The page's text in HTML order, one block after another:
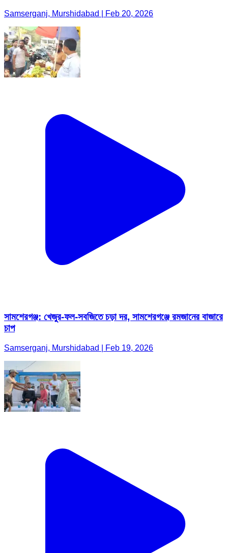
Samserganj, Murshidabad | Feb 20, 2026
সামশেরগঞ্জ: খেজুর-ফল-সবজিতে চড়া দর, সামশেরগঞ্জে রমজানের বাজারে
চাপ
Samserganj, Murshidabad | Feb 19, 2026